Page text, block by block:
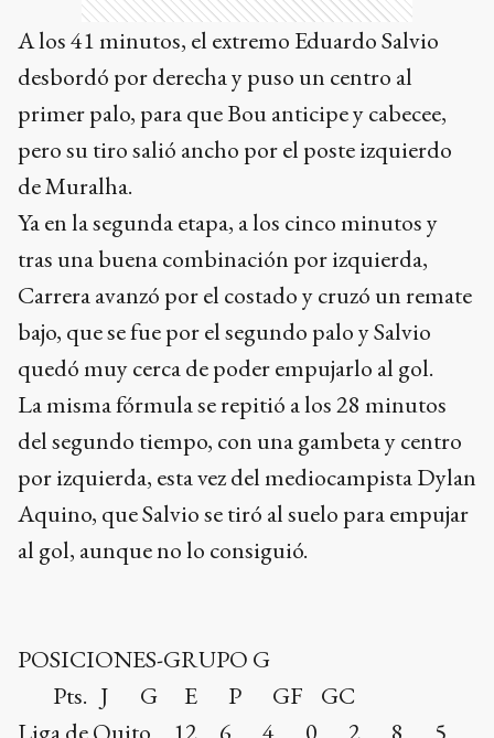
A los 41 minutos, el extremo Eduardo Salvio
desbordó por derecha y puso un centro al
primer palo, para que Bou anticipe y cabecee,
pero su tiro salió ancho por el poste izquierdo
de Muralha.
Ya en la segunda etapa, a los cinco minutos y
tras una buena combinación por izquierda,
Carrera avanzó por el costado y cruzó un remate
bajo, que se fue por el segundo palo y Salvio
quedó muy cerca de poder empujarlo al gol.
La misma fórmula se repitió a los 28 minutos
del segundo tiempo, con una gambeta y centro
por izquierda, esta vez del mediocampista Dylan
Aquino, que Salvio se tiró al suelo para empujar
al gol, aunque no lo consiguió.
POSICIONES-GRUPO G
Pts. J G E P GF GC